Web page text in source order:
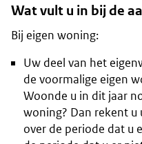
Wat vult u in bij de
Bij eigen woning:
Uw deel van het
de voormalige eigen
Woonde u in dit jaar
woning? Dan rekent
over de periode dat u